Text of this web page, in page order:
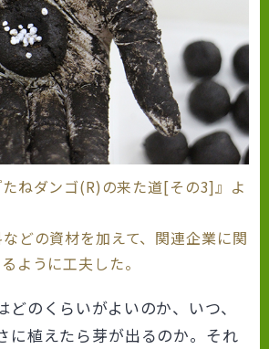
ねダンゴ(R)の来た道[その3]』よ
どの資材を加えて、関連企業に関
ように工夫した。
のくらいがよいのか、いつ、
に植えたら芽が出るのか。それ